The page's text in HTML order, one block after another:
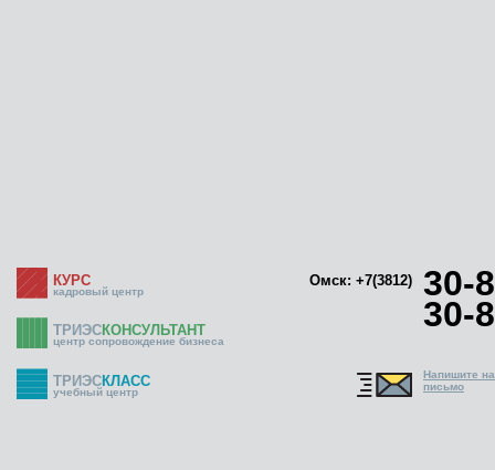
КУРС
кадровый центр
Омск: +7(3812) 30-
30-
ТРИЭСКОНСУЛЬТАНТ
центр сопровождение бизнеса
ТРИЭСКЛАСС
учебный центр
Напишите
письмо